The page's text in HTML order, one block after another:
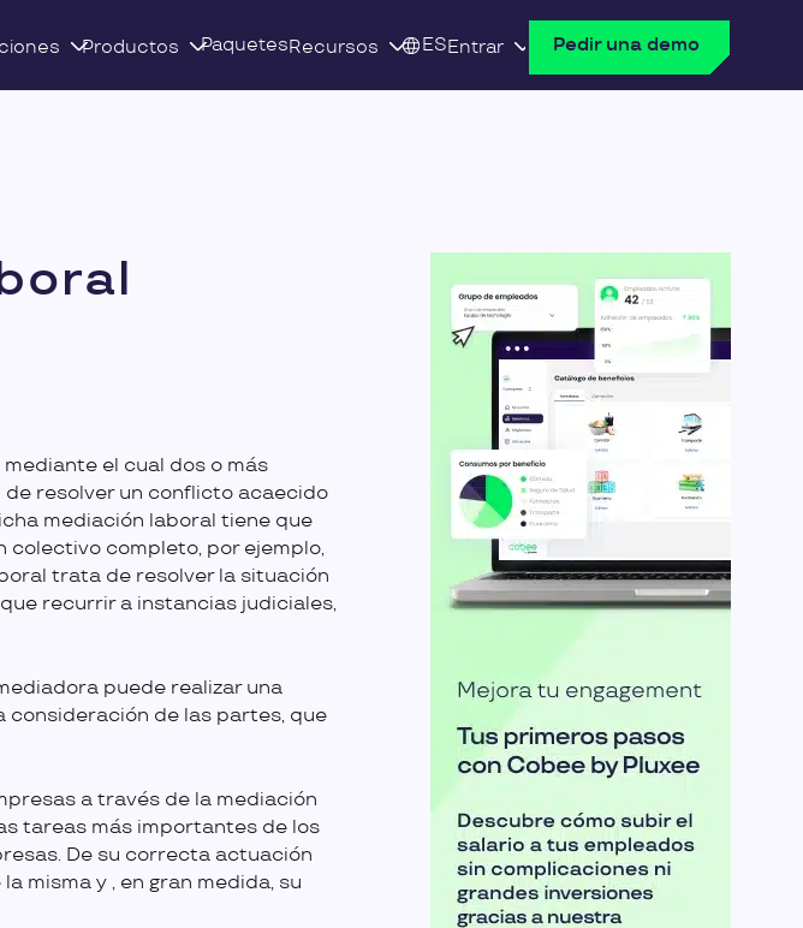
Productos PaquetesRecursos ESEntrar Pedir una demo
el cual dos o más
resolver un conflicto acaecido
mediación laboral tiene que
colectivo completo, por ejemplo,
trata de resolver la situación
recurrir a instancias judiciales,
puede realizar una
de las partes, que
a través de la mediación
tareas más importantes de los
De su correcta actuación
misma y , en gran medida, su